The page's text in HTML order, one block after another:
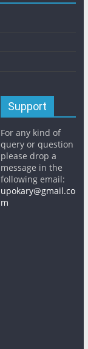
Support
For any kind of
query or question
please drop a
message in the
following email:
upokary@gmail.co
m